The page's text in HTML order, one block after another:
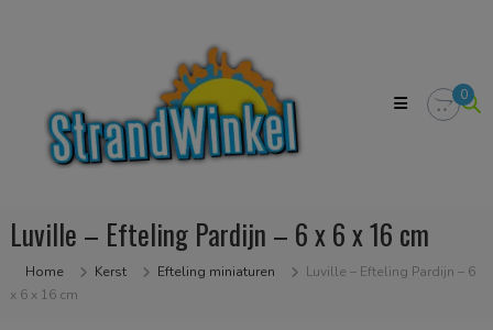
zodat
strandgevoel
in
huis
kan
halen
0
Luville – Efteling Pardijn – 6 x 6 x 16 cm
Home Kerst Efteling miniaturen
Luville – Efteling Pardijn – 6
x 6 x 16 cm